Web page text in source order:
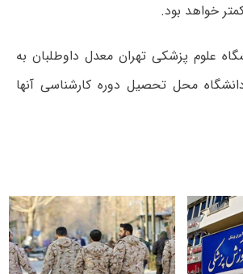
علوم پزشکی تهران معدل داوطلبان به
محل تحصیل دوره کارشناسی آنها